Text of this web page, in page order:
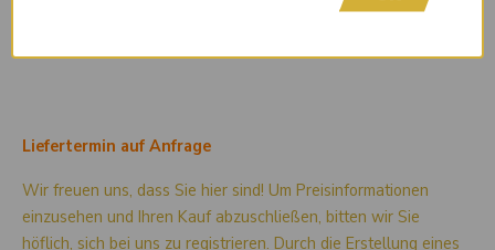
Liefertermin auf Anfrage
Wir freuen uns, dass Sie hier sind! Um Preisinformationen
einzusehen und Ihren Kauf abzuschließen, bitten wir Sie
höflich, sich bei uns zu registrieren. Durch die Erstellung eines